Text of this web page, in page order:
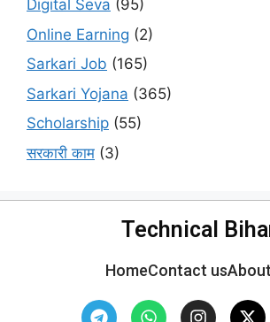
Digital Seva (95)
Online Earning (2)
Sarkari Job (165)
Sarkari Yojana (365)
Scholarship (55)
सरकारी काम (3)
Technical
HomeContact us